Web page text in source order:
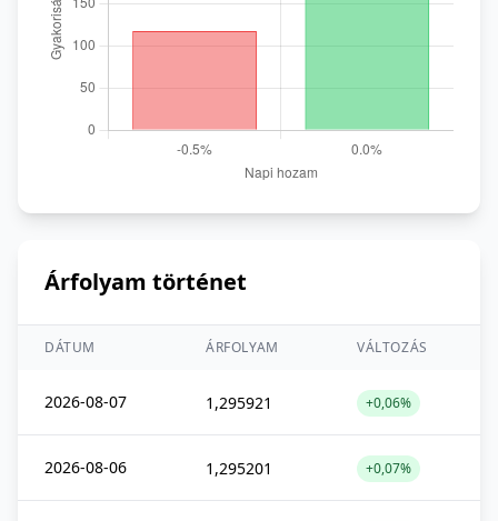
Árfolyam történet
DÁTUM ÁRFOLYAM VÁLTOZÁS
2026-08-07 1,295921 +0,06%
2026-08-06 1,295201 +0,07%